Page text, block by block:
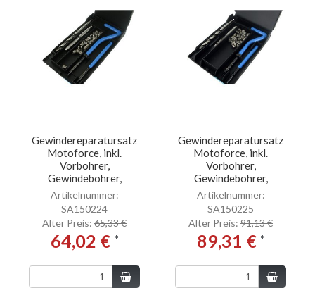
Gewindereparatursatz
Motoforce, inkl.
Vorbohrer,
Gewindebohrer,
Artikelnummer:
SA150224
Alter Preis: 65,33 €
64,02 € *
Gewindereparatursatz
Motoforce, inkl.
Vorbohrer,
Gewindebohrer,
Artikelnummer:
SA150225
Alter Preis: 91,13 €
89,31 € *